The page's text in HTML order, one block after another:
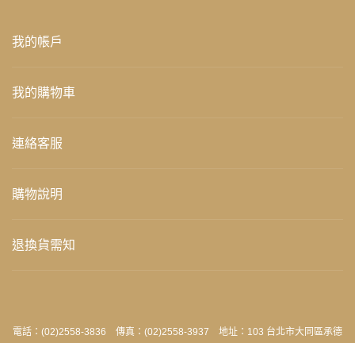
我的帳戶
我的購物車
連絡客服
購物說明
退換貨需知
電話：(02)2558-3836 傳真：(02)2558-3937 地址：103 台北市大同區承德